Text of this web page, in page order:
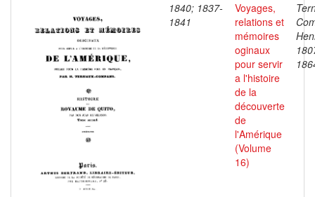
1840; 1837-
1841
Voyages,
relations et
mémoires
oginaux
pour servir
a l'histoire
de la
découverte
de
l'Amérique
(Volume
16)